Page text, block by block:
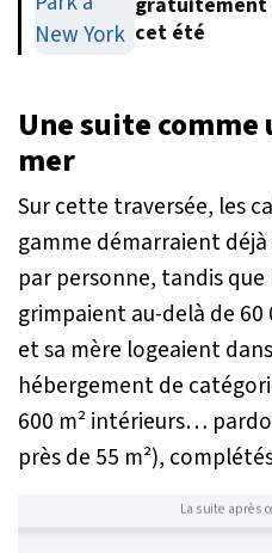
cet été
Une suite comme
mer
Sur cette traversée, les
gamme démarraient déjà
par personne, tandis
grimpaient au-delà de
et sa mère logeaient
hébergement de
600 m² intérieurs…
près de 55 m²),
La suite après